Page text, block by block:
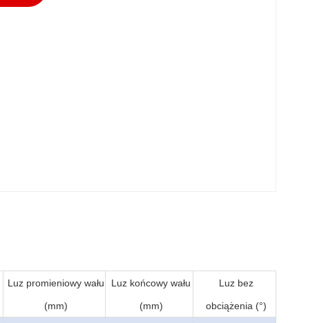
Luz promieniowy wału
(mm)
Luz końcowy wału
(mm)
Luz bez
obciążenia (°)